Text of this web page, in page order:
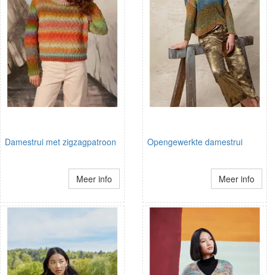
Damestrui met zigzagpatroon
Meer info
Opengewerkte damestrui
Meer info